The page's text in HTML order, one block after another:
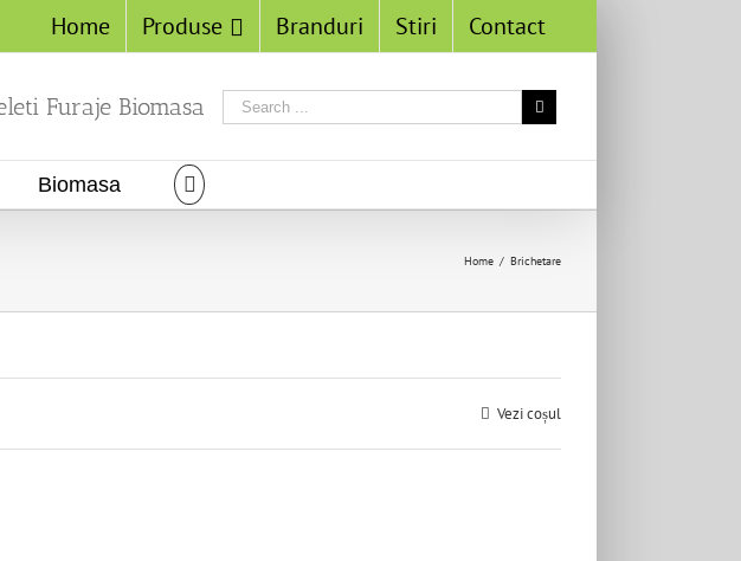
Home Produse Branduri Stiri Contact
Furaje Biomasa
Biomasa
Home / Brichetare
Vezi coșul